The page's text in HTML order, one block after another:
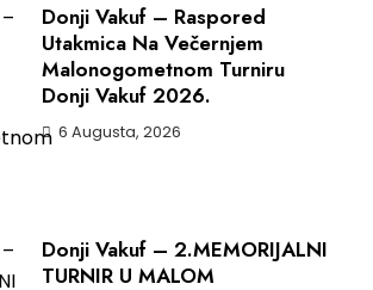
Donji Vakuf – Raspored
Utakmica Na Večernjem
Malonogometnom Turniru
Donji Vakuf 2026.
6 Augusta, 2026
Donji Vakuf – 2.MEMORIJALNI
TURNIR U MALOM